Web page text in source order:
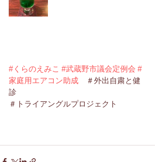
#くらのえみこ #武蔵野市議会定例会 #
家庭用エアコン助成 ＃外出自粛と健
診
＃トライアングルプロジェクト